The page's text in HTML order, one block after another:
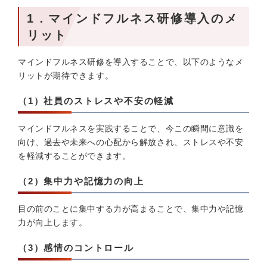
1．マインドフルネス研修導入のメ
リット
マインドフルネス研修を導入することで、以下のようなメ
リットが期待できます。
（1）社員のストレスや不安の軽減
マインドフルネスを実践することで、今この瞬間に意識を
向け、過去や未来への心配から解放され、ストレスや不安
を軽減することができます。
（2）集中力や記憶力の向上
目の前のことに集中する力が高まることで、集中力や記憶
力が向上します。
（3）感情のコントロール